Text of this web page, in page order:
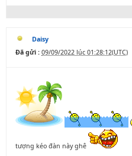
Daisy
Đã gửi : 09/09/2022 lúc 01:28:12(UTC)
tượng kéo đàn này ghê